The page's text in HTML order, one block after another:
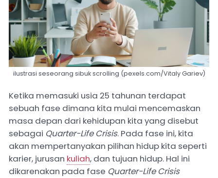
ilustrasi seseorang sibuk scrolling (pexels.com/Vitaly Gariev)
Ketika memasuki usia 25 tahunan terdapat
sebuah fase dimana kita mulai mencemaskan
masa depan dari kehidupan kita yang disebut
sebagai Quarter-Life Crisis. Pada fase ini, kita
akan mempertanyakan pilihan hidup kita seperti
karier, jurusan kuliah, dan tujuan hidup. Hal ini
dikarenakan pada fase Quarter-Life Crisis